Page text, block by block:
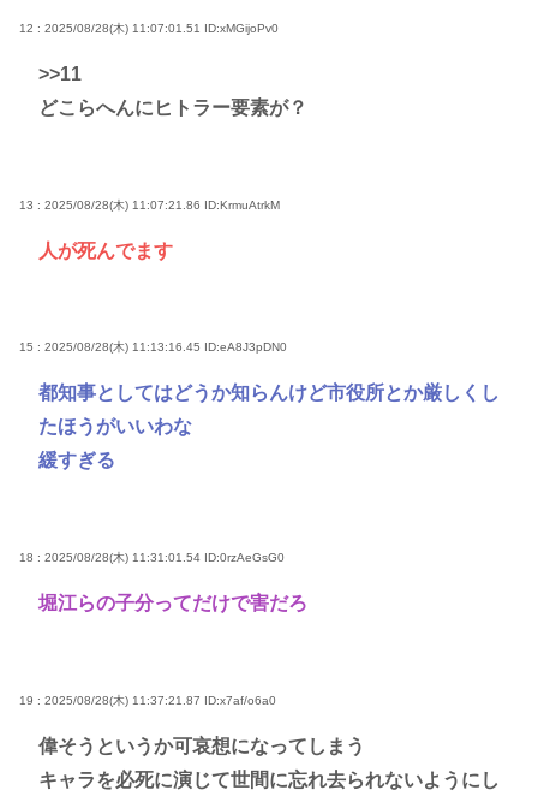
12 : 2025/08/28(木) 11:07:01.51 ID:xMGijoPv0
>>11
どこらへんにヒトラー要素が？
13 : 2025/08/28(木) 11:07:21.86 ID:KrmuAtrkM
人が死んでます
15 : 2025/08/28(木) 11:13:16.45 ID:eA8J3pDN0
都知事としてはどうか知らんけど市役所とか厳しくし
たほうがいいわな
緩すぎる
18 : 2025/08/28(木) 11:31:01.54 ID:0rzAeGsG0
堀江らの子分ってだけで害だろ
19 : 2025/08/28(木) 11:37:21.87 ID:x7af/o6a0
偉そうというか可哀想になってしまう
キャラを必死に演じて世間に忘れ去られないようにし